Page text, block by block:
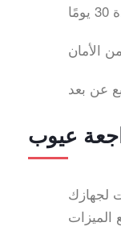
الأمان
عن بعد
لجهازك